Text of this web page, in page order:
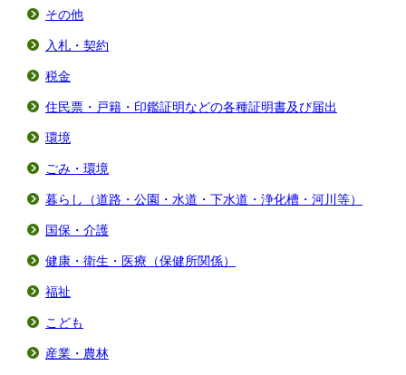
その他
入札・契約
税金
住民票・戸籍・印鑑証明などの各種証明書及び届出
環境
ごみ・環境
暮らし（道路・公園・水道・下水道・浄化槽・河川等）
国保・介護
健康・衛生・医療（保健所関係）
福祉
こども
産業・農林